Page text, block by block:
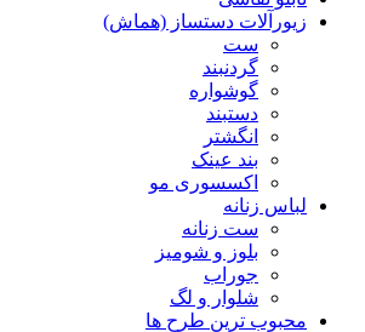
زیورآلات دستساز (هماش)
ست
گردنبند
گوشواره
دستبند
انگشتر
بند عینک
اکسسوری مو
لباس زنانه
ست زنانه
بلوز و شومیز
جوراب
شلوار و لگ
محبوب ترین طرح ها